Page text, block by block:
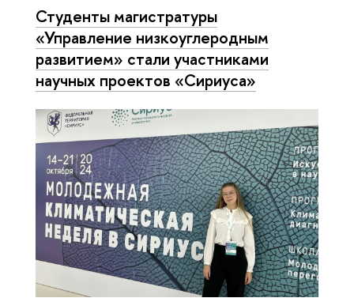
Студенты магистратуры
«Управление низкоуглеродным
развитием» стали участниками
научных проектов «Сириуса»